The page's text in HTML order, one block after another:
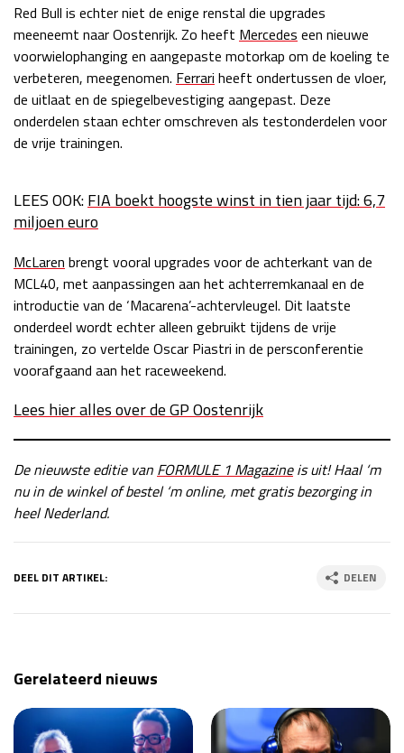
Red Bull is echter niet de enige renstal die upgrades
meeneemt naar Oostenrijk. Zo heeft Mercedes een nieuwe
voorwielophanging en aangepaste motorkap om de koeling te
verbeteren, meegenomen. Ferrari heeft ondertussen de vloer,
de uitlaat en de spiegelbevestiging aangepast. Deze
onderdelen staan echter omschreven als testonderdelen voor
de vrije trainingen.
LEES OOK:FIA boekt hoogste winst in tien jaar tijd: 6,7
miljoen euro
McLaren brengt vooral upgrades voor de achterkant van de
MCL40, met aanpassingen aan het achterremkanaal en de
introductie van de ‘Macarena’-achtervleugel. Dit laatste
onderdeel wordt echter alleen gebruikt tijdens de vrije
trainingen, zo vertelde Oscar Piastri in de persconferentie
voorafgaand aan het raceweekend.
Lees hier alles over de GP Oostenrijk
De nieuwste editie van FORMULE 1 Magazineis uit! Haal ‘m
nu in de winkel of bestel ‘m online, met gratis bezorging in
heel Nederland.
DEEL DIT ARTIKEL: DELEN
Gerelateerd nieuws